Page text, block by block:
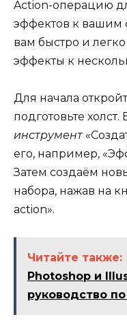
Action-операцию
эффектов к вашим
вам быстро и
эффекты к
Для начала
подготовьте холст.
инструмент
его, например,
Затем создаём
набора, нажав на
action».
Читайте также:
Photoshop и
руководство